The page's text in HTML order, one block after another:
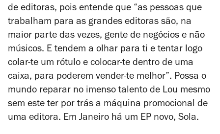
de editoras, pois entende que “as pessoas que
trabalham para as grandes editoras são, na
maior parte das vezes, gente de negócios e não
músicos. E tendem a olhar para ti e tentar logo
colar-te um rótulo e colocar-te dentro de uma
caixa, para poderem vender-te melhor”. Possa o
mundo reparar no imenso talento de Lou mesmo
sem este ter por trás a máquina promocional de
uma editora. Em Janeiro há um EP novo, Sola.